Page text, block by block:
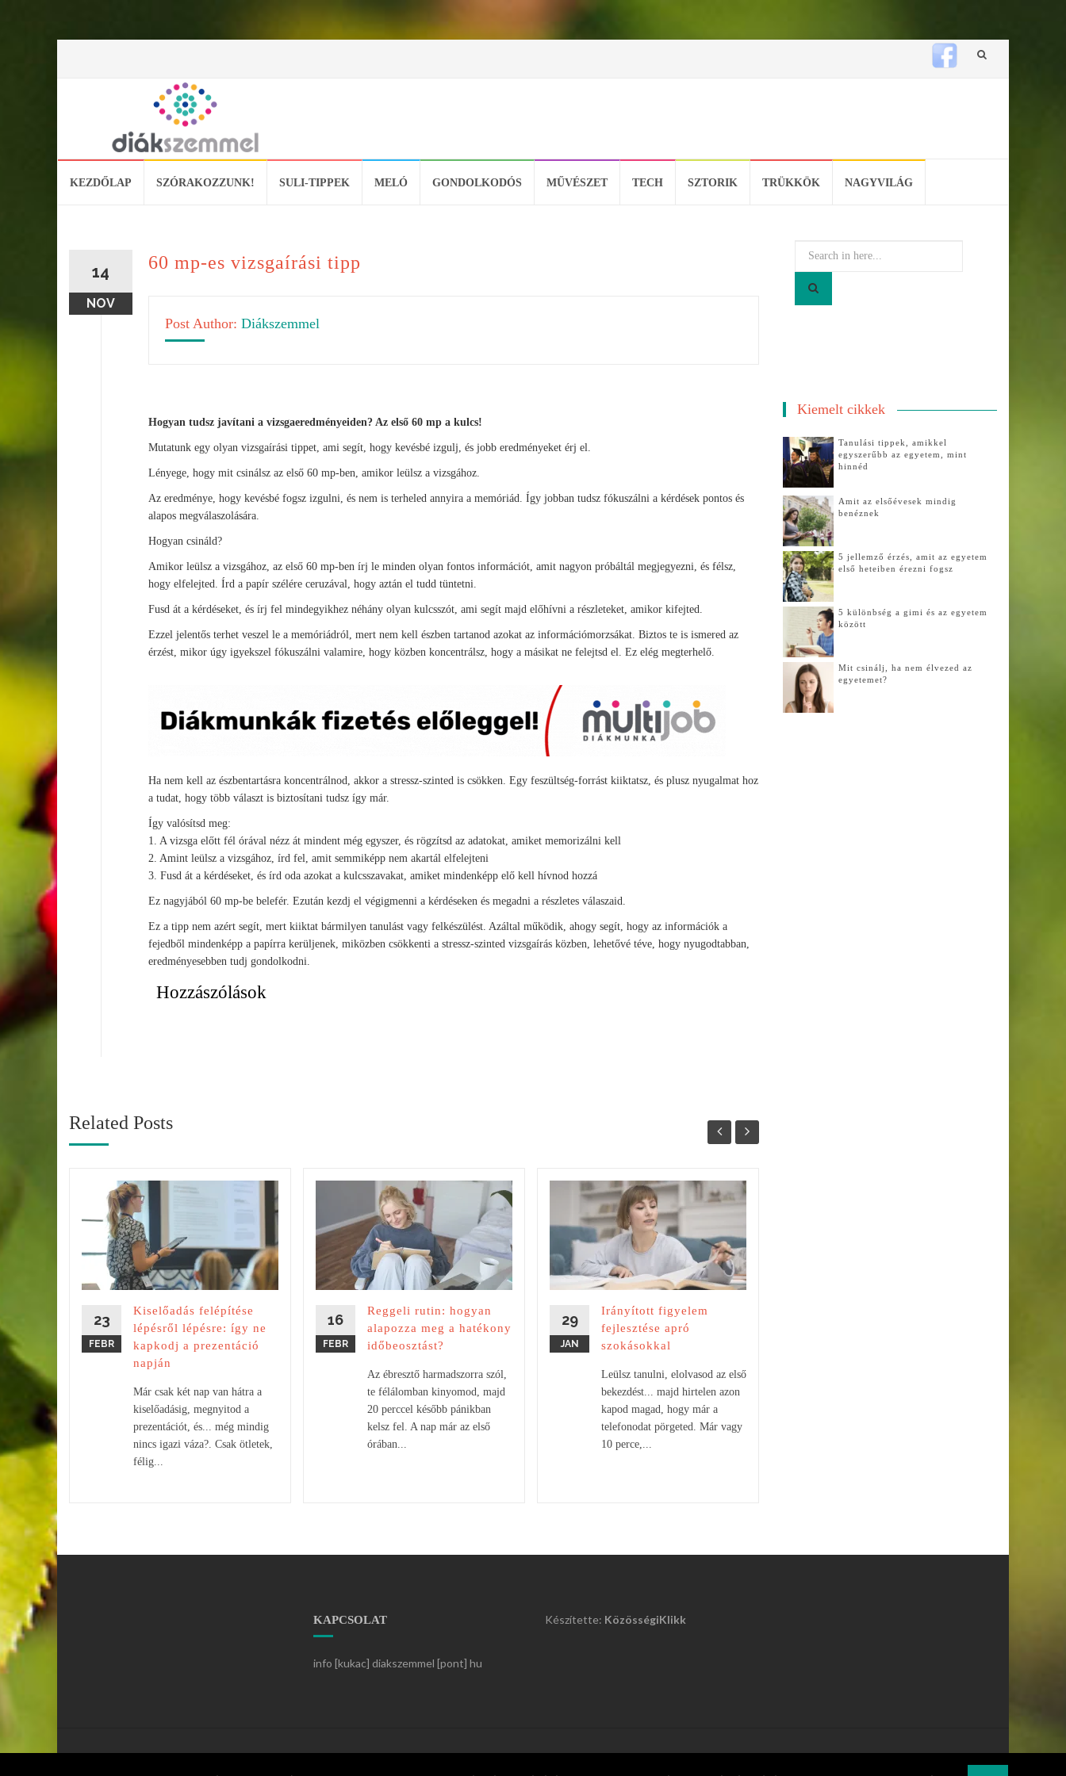
Skip
KEZDŐLAP SZÓRAKOZZUNK! SULI-TIPPEK MELÓ GONDOLKODÓS MŰVÉSZET TECH SZTORIK TRÜKKÖK NAGYVILÁG
14
NOV
60 mp-es vizsgaírási tipp
Post Author: Diákszemmel
Hogyan tudsz javítani a vizsgaeredményeiden? Az első 60 mp a kulcs!
Mutatunk egy olyan vizsgaírási tippet, ami segít, hogy kevésbé izgulj, és jobb eredményeket érj el.
Lényege, hogy mit csinálsz az első 60 mp-ben, amikor leülsz a vizsgához.
Az eredménye, hogy kevésbé fogsz izgulni, és nem is terheled annyira a memóriád. Így jobban tudsz fókuszálni a kérdések pontos és
alapos megválaszolására.
Hogyan csináld?
Amikor leülsz a vizsgához, az első 60 mp-ben írj le minden olyan fontos információt, amit nagyon próbáltál megjegyezni, és félsz,
hogy elfelejted. Írd a papír szélére ceruzával, hogy aztán el tudd tüntetni.
Fusd át a kérdéseket, és írj fel mindegyikhez néhány olyan kulcsszót, ami segít majd előhívni a részleteket, amikor kifejted.
Ezzel jelentős terhet veszel le a memóriádról, mert nem kell észben tartanod azokat az információmorzsákat. Biztos te is ismered az
érzést, mikor úgy igyekszel fókuszálni valamire, hogy közben koncentrálsz, hogy a másikat ne felejtsd el. Ez elég megterhelő.
Ha nem kell az észbentartásra koncentrálnod, akkor a stressz-szinted is csökken. Egy feszültség-forrást kiiktatsz, és plusz nyugalmat hoz
a tudat, hogy több választ is biztosítani tudsz így már.
Így valósítsd meg:
1. A vizsga előtt fél órával nézz át mindent még egyszer, és rögzítsd az adatokat, amiket memorizálni kell
2. Amint leülsz a vizsgához, írd fel, amit semmiképp nem akartál elfelejteni
3. Fusd át a kérdéseket, és írd oda azokat a kulcsszavakat, amiket mindenképp elő kell hívnod hozzá
Ez nagyjából 60 mp-be belefér. Ezután kezdj el végigmenni a kérdéseken és megadni a részletes válaszaid.
Ez a tipp nem azért segít, mert kiiktat bármilyen tanulást vagy felkészülést. Azáltal működik, ahogy segít, hogy az információk a
fejedből mindenképp a papírra kerüljenek, miközben csökkenti a stressz-szinted vizsgaírás közben, lehetővé téve, hogy nyugodtabban,
eredményesebben tudj gondolkodni.
Hozzászólások
Related Posts
23
FEBR
Kiselőadás felépítése
lépésről lépésre: így ne
kapkodj a prezentáció
napján
Már csak két nap van hátra a
kiselőadásig, megnyitod a
prezentációt, és... még mindig
nincs igazi váza?. Csak ötletek,
félig...
16
FEBR
Reggeli rutin: hogyan
alapozza meg a hatékony
időbeosztást?
Az ébresztő harmadszorra szól,
te félálomban kinyomod, majd
20 perccel később pánikban
kelsz fel. A nap már az első
órában...
29
JAN
Irányított figyelem
fejlesztése apró
szokásokkal
Leülsz tanulni, elolvasod az első
bekezdést... majd hirtelen azon
kapod magad, hogy már a
telefonodat pörgeted. Már vagy
10 perce,...
Kiemelt cikkek
Tanulási tippek, amikkel
egyszerűbb az egyetem, mint
hinnéd
Amit az elsőévesek mindig
benéznek
5 jellemző érzés, amit az egyetem
első heteiben érezni fogsz
5 különbség a gimi és az egyetem
között
Mit csinálj, ha nem élvezed az
egyetemet?
KAPCSOLAT
info [kukac] diakszemmel [pont] hu
Készítette: KözösségiKlikk